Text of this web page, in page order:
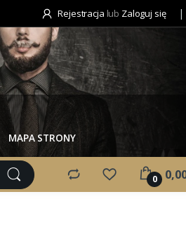
Rejestracja lub Zaloguj się
MAPA STRONY
0